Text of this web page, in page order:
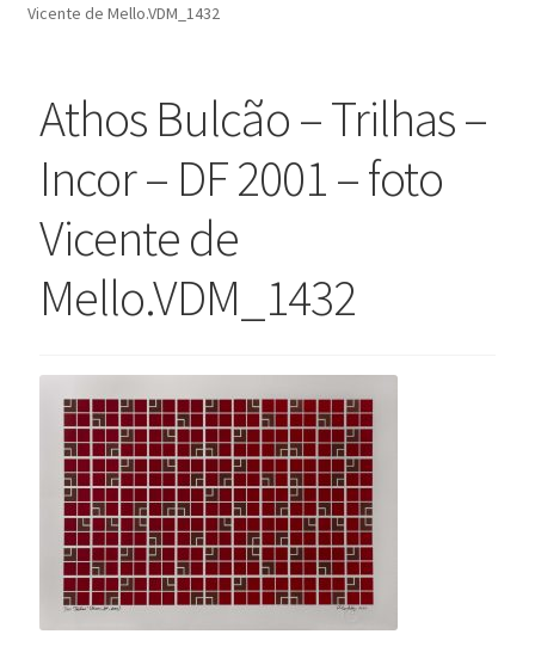
Minha conta
Serviço ao Consumidor
Sobre a Loja
Vicente de Mello.VDM_1432
Athos Bulcão – Trilhas –
Incor – DF 2001 – foto
Vicente de
Mello.VDM_1432